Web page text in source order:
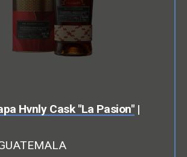
Hvnly Cask "La Pasion"|